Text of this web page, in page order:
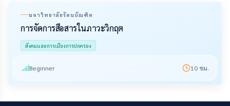
มหาวิทยาลัยรัตนบัณฑิต
การจัดการสื่อสารในภาวะวิกฤต
สังคมและการเมืองการปกครอง
Beginner 10 ชม.